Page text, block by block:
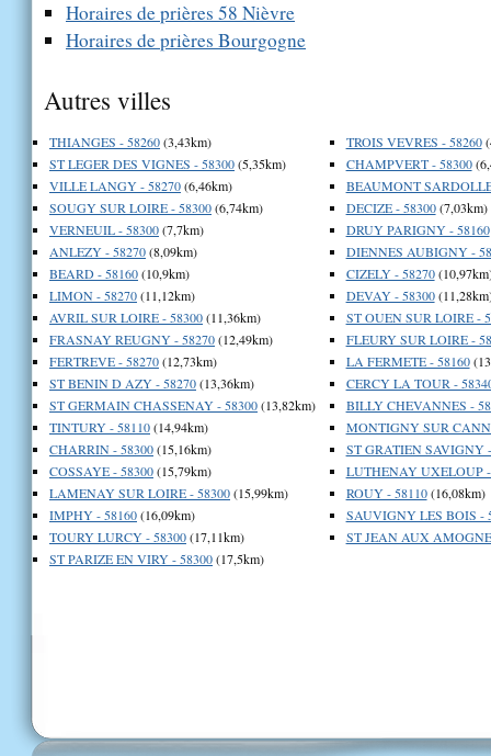
Horaires de prières 58 Nièvre
Horaires de prières Bourgogne
Autres villes
THIANGES - 58260(3,43km)
ST LEGER DES VIGNES - 58300(5,35km)
VILLE LANGY - 58270(6,46km)
SOUGY SUR LOIRE - 58300(6,74km)
VERNEUIL - 58300(7,7km)
ANLEZY - 58270(8,09km)
BEARD - 58160(10,9km)
LIMON - 58270(11,12km)
AVRIL SUR LOIRE - 58300(11,36km)
FRASNAY REUGNY - 58270(12,49km)
FERTREVE - 58270(12,73km)
ST BENIN D AZY - 58270(13,36km)
ST GERMAIN CHASSENAY - 58300(13,82km)
TINTURY - 58110(14,94km)
CHARRIN - 58300(15,16km)
COSSAYE - 58300(15,79km)
LAMENAY SUR LOIRE - 58300(15,99km)
IMPHY - 58160(16,09km)
TOURY LURCY - 58300(17,11km)
ST PARIZE EN VIRY - 58300(17,5km)
TROIS VEVRES - 58260
CHAMPVERT - 58300
BEAUMONT
DECIZE - 58300(7,03km)
DRUY PARIGNY - 58160
DIENNES AUBIGNY -
CIZELY - 58270
DEVAY - 58300
ST OUEN SUR LOIRE -
FLEURY SUR LOIRE -
LA FERMETE - 58160
CERCY LA TOUR -
BILLY CHEVANNES -
MONTIGNY SUR
ST GRATIEN SAVIGNY
LUTHENAY UXELOUP -
ROUY - 58110(16,08km)
SAUVIGNY LES BOIS -
ST JEAN AUX